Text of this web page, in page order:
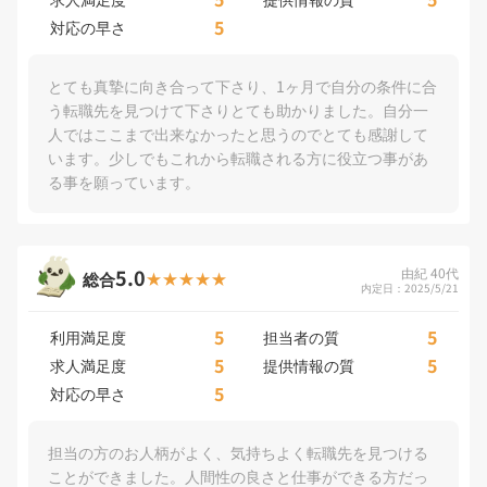
対応の早さ 5
とても真摯に向き合って下さり、1ヶ月で自分の条件に合
う転職先を見つけて下さりとても助かりました。自分一
人ではここまで出来なかったと思うのでとても感謝して
います。少しでもこれから転職される方に役立つ事があ
る事を願っています。
総合5.0 由紀 40代
内定日：2025/5/21
利用満足度 5 担当者の質 5
求人満足度 5 提供情報の質 5
対応の早さ 5
担当の方のお人柄がよく、気持ちよく転職先を見つける
ことができました。人間性の良さと仕事ができる方だっ